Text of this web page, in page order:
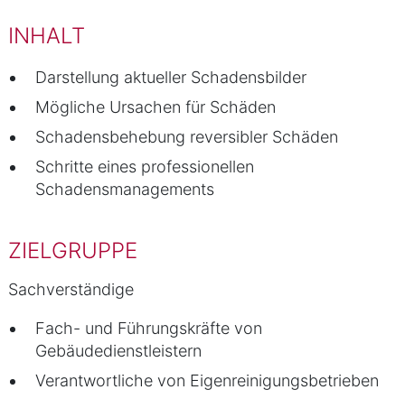
INHALT
Darstellung aktueller Schadensbilder
Mögliche Ursachen für Schäden
Schadensbehebung reversibler Schäden
Schritte eines professionellen
Schadensmanagements
ZIELGRUPPE
Sachverständige
Fach- und Führungskräfte von
Gebäudedienstleistern
Verantwortliche von Eigenreinigungsbetrieben